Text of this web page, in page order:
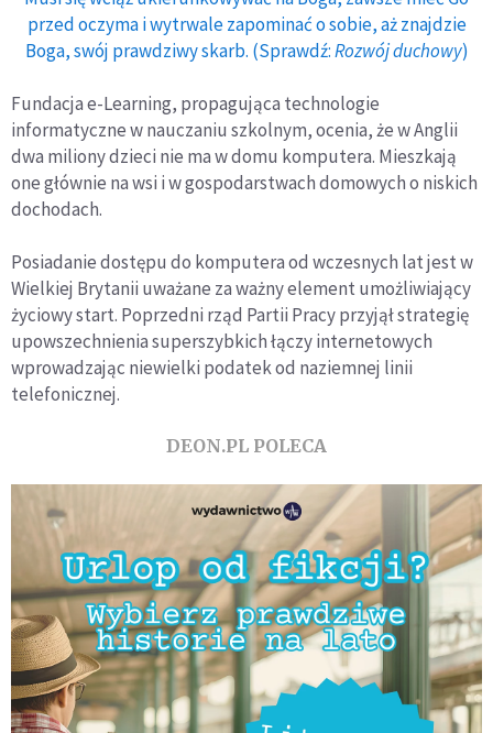
przed oczyma i wytrwale zapominać o sobie, aż znajdzie
Boga, swój prawdziwy skarb. (Sprawdź:Rozwój duchowy)
Fundacja e-Learning, propagująca technologie
informatyczne w nauczaniu szkolnym, ocenia, że w Anglii
dwa miliony dzieci nie ma w domu komputera. Mieszkają
one głównie na wsi i w gospodarstwach domowych o niskich
dochodach.
Posiadanie dostępu do komputera od wczesnych lat jest w
Wielkiej Brytanii uważane za ważny element umożliwiający
życiowy start. Poprzedni rząd Partii Pracy przyjął strategię
upowszechnienia superszybkich łączy internetowych
wprowadzając niewielki podatek od naziemnej linii
telefonicznej.
DEON.PL POLECA